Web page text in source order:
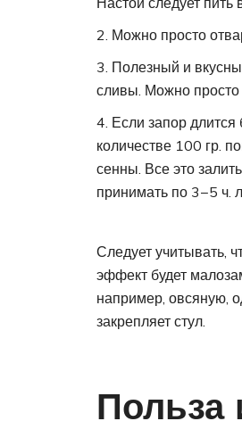
Можно просто
Полезный и
сливы. Можно просто
Если запор
количестве 100 гр.
сенны. Все это
принимать по 3−5 ч.
Следует учитывать,
эффект будет
например, овсяную,
закрепляет стул.
Польза